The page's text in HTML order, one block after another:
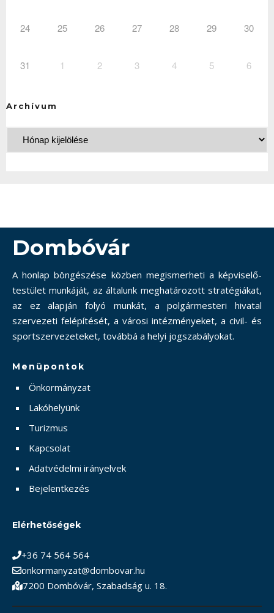
24 25 26 27 28 29 30
31 1 2 3 4 5 6
Archívum
Dombóvár
A honlap böngészése közben megismerheti a képviselő-
testület munkáját, az általunk meghatározott stratégiákat,
az ez alapján folyó munkát, a polgármesteri hivatal
szervezeti felépítését, a városi intézményeket, a civil- és
sportszervezeteket, továbbá a helyi jogszabályokat.
Menüpontok
Önkormányzat
Lakóhelyünk
Turizmus
Kapcsolat
Adatvédelmi irányelvek
Bejelentkezés
Elérhetőségek
+36 74 564 564
onkormanyzat@dombovar.hu
7200 Dombóvár, Szabadság u. 18.